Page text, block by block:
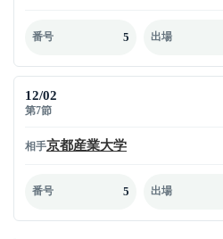
番号 5 出場
12/02
第7節
相手京都産業大学
番号 5 出場